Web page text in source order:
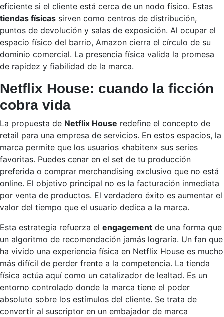
eficiente si el cliente está cerca de un nodo físico. Estas
tiendas físicas sirven como centros de distribución,
puntos de devolución y salas de exposición. Al ocupar el
espacio físico del barrio, Amazon cierra el círculo de su
dominio comercial. La presencia física valida la promesa
de rapidez y fiabilidad de la marca.
Netflix House: cuando la ficción
cobra vida
La propuesta de Netflix House redefine el concepto de
retail para una empresa de servicios. En estos espacios, la
marca permite que los usuarios «habiten» sus series
favoritas. Puedes cenar en el set de tu producción
preferida o comprar merchandising exclusivo que no está
online. El objetivo principal no es la facturación inmediata
por venta de productos. El verdadero éxito es aumentar el
valor del tiempo que el usuario dedica a la marca.
Esta estrategia refuerza el engagement de una forma que
un algoritmo de recomendación jamás lograría. Un fan que
ha vivido una experiencia física en Netflix House es mucho
más difícil de perder frente a la competencia. La tienda
física actúa aquí como un catalizador de lealtad. Es un
entorno controlado donde la marca tiene el poder
absoluto sobre los estímulos del cliente. Se trata de
convertir al suscriptor en un embajador de marca